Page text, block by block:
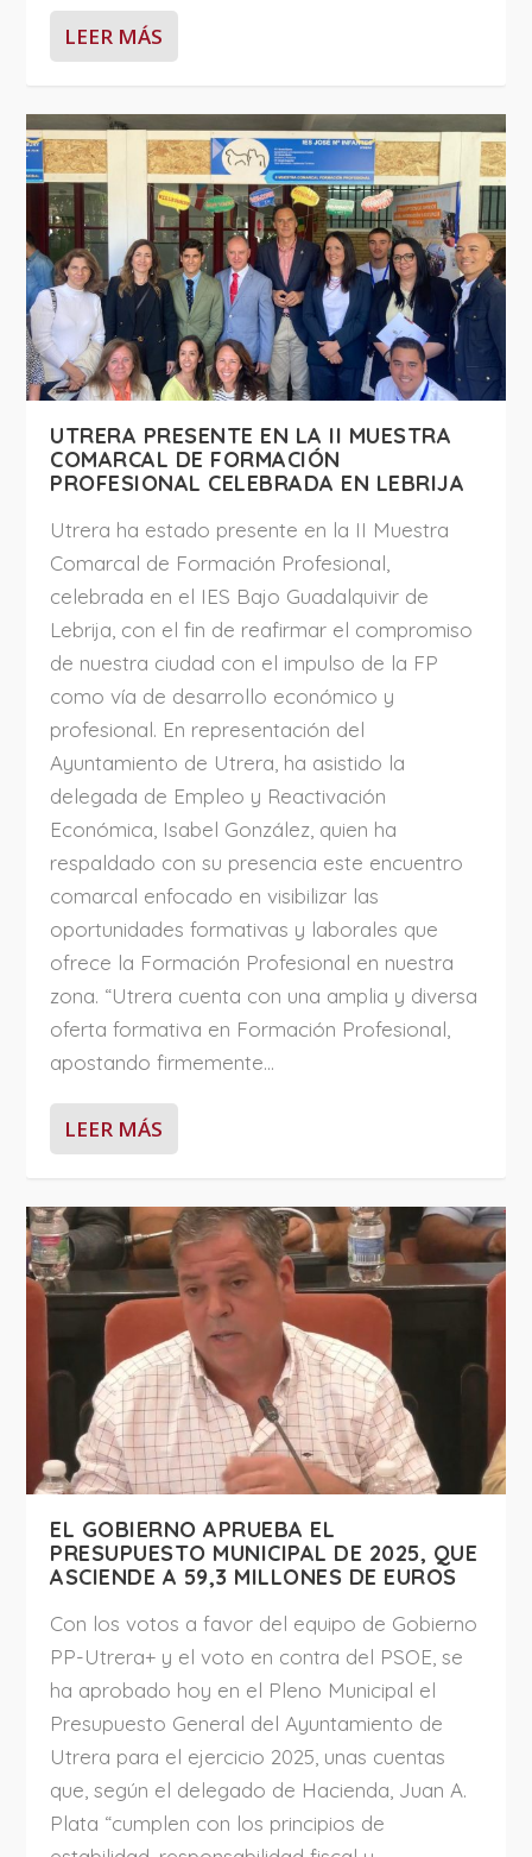
LEER MÁS
UTRERA PRESENTE EN LA II MUESTRA
COMARCAL DE FORMACIÓN
PROFESIONAL CELEBRADA EN LEBRIJA
Utrera ha estado presente en la II Muestra
Comarcal de Formación Profesional,
celebrada en el IES Bajo Guadalquivir de
Lebrija, con el fin de reafirmar el compromiso
de nuestra ciudad con el impulso de la FP
como vía de desarrollo económico y
profesional. En representación del
Ayuntamiento de Utrera, ha asistido la
delegada de Empleo y Reactivación
Económica, Isabel González, quien ha
respaldado con su presencia este encuentro
comarcal enfocado en visibilizar las
oportunidades formativas y laborales que
ofrece la Formación Profesional en nuestra
zona. “Utrera cuenta con una amplia y diversa
oferta formativa en Formación Profesional,
apostando firmemente...
LEER MÁS
EL GOBIERNO APRUEBA EL
PRESUPUESTO MUNICIPAL DE 2025, QUE
ASCIENDE A 59,3 MILLONES DE EUROS
Con los votos a favor del equipo de Gobierno
PP-Utrera+ y el voto en contra del PSOE, se
ha aprobado hoy en el Pleno Municipal el
Presupuesto General del Ayuntamiento de
Utrera para el ejercicio 2025, unas cuentas
que, según el delegado de Hacienda, Juan A.
Plata “cumplen con los principios de